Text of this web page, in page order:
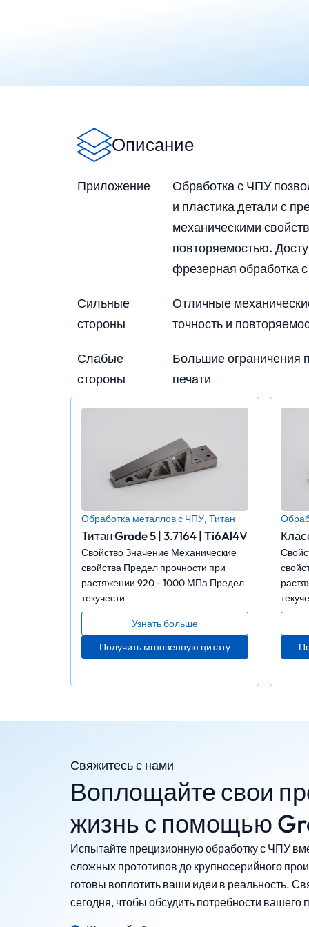
Описание
Приложение
Обработка с ЧПУ
и пластика детали с
механическими
повторяемостью.
фрезерная обработка
Сильные
стороны
Отличные
точность и
Слабые
стороны
Большие ограничения
печати
Обработка металлов с ЧПУ, Титан
Титан Grade 5 | 3.7164 | Ti6Al4V
Свойство Значение Механические
свойства Предел прочности при
растяжении 920 - 1000 МПа Предел
текучести
Узнать больше
Получить мгновенную цитату
Свяжитесь с нами
Воплощайте свои
жизнь с помощью
Испытайте прецизионную обработку с ЧПУ
сложных прототипов до крупносерийного
готовы воплотить ваши идеи в реальность.
сегодня, чтобы обсудить потребности вашего